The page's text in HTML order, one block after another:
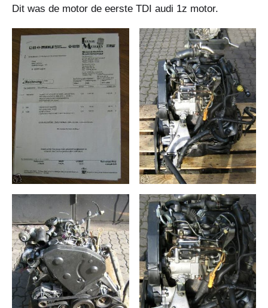
Dit was de motor de eerste TDI audi 1z motor.